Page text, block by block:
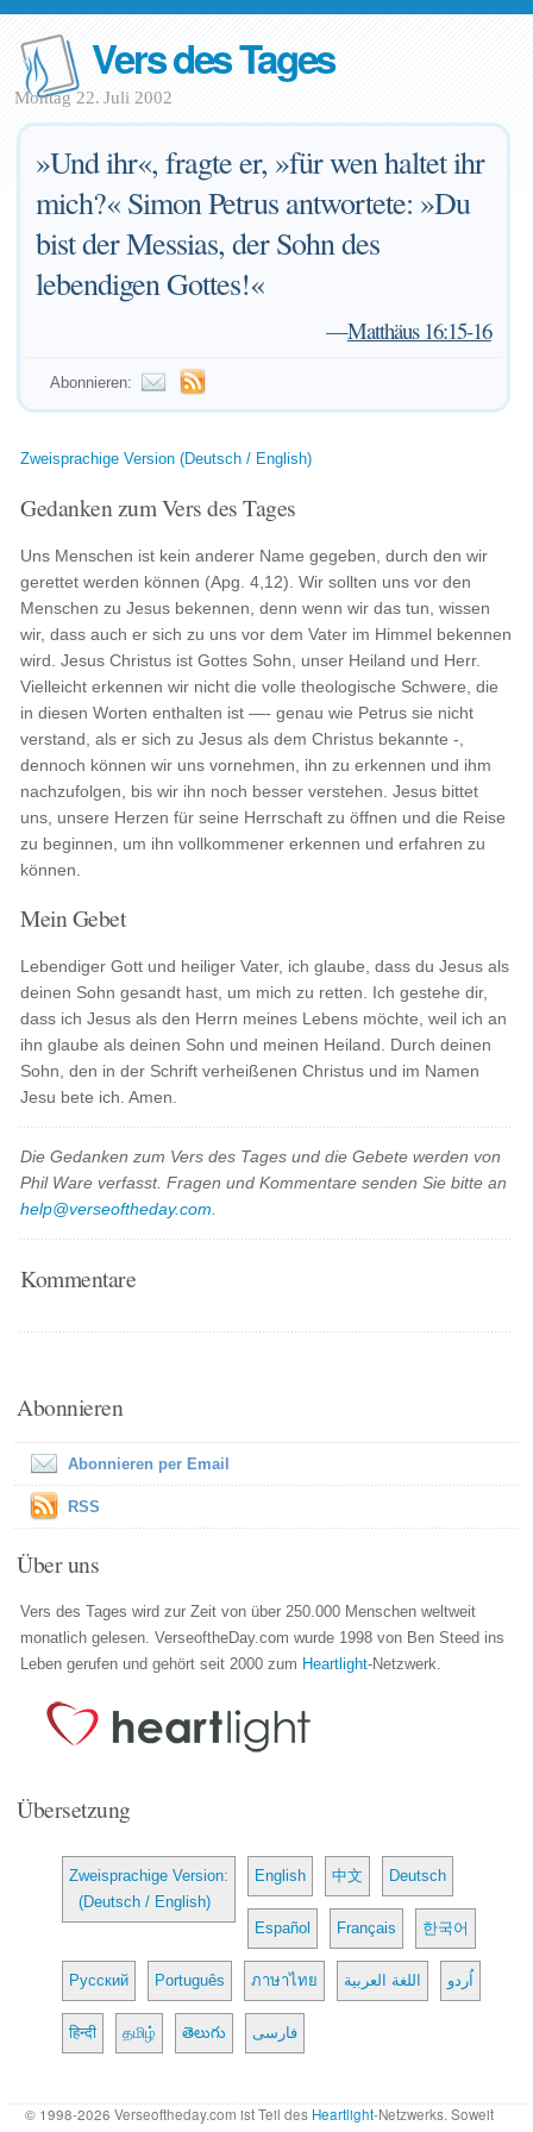
Vers des Tages
Montag 22. Juli 2002
»Und ihr«, fragte er, »für wen haltet ihr
mich?« Simon Petrus antwortete: »Du
bist der Messias, der Sohn des
lebendigen Gottes!«
—Matthäus 16:15-16
Abonnieren:
Zweisprachige Version (Deutsch / English)
Gedanken zum Vers des Tages
Uns Menschen ist kein anderer Name gegeben, durch den wir
gerettet werden können (Apg. 4,12). Wir sollten uns vor den
Menschen zu Jesus bekennen, denn wenn wir das tun, wissen
wir, dass auch er sich zu uns vor dem Vater im Himmel bekennen
wird. Jesus Christus ist Gottes Sohn, unser Heiland und Herr.
Vielleicht erkennen wir nicht die volle theologische Schwere, die
in diesen Worten enthalten ist —- genau wie Petrus sie nicht
verstand, als er sich zu Jesus als dem Christus bekannte -,
dennoch können wir uns vornehmen, ihn zu erkennen und ihm
nachzufolgen, bis wir ihn noch besser verstehen. Jesus bittet
uns, unsere Herzen für seine Herrschaft zu öffnen und die Reise
zu beginnen, um ihn vollkommener erkennen und erfahren zu
können.
Mein Gebet
Lebendiger Gott und heiliger Vater, ich glaube, dass du Jesus als
deinen Sohn gesandt hast, um mich zu retten. Ich gestehe dir,
dass ich Jesus als den Herrn meines Lebens möchte, weil ich an
ihn glaube als deinen Sohn und meinen Heiland. Durch deinen
Sohn, den in der Schrift verheißenen Christus und im Namen
Jesu bete ich. Amen.
Die Gedanken zum Vers des Tages und die Gebete werden von
Phil Ware verfasst. Fragen und Kommentare senden Sie bitte an
help@verseoftheday.com
Kommentare
Abonnieren
Abonnieren per Email
RSS
Über uns
Vers des Tages wird zur Zeit von über 250.000 Menschen weltweit
monatlich gelesen. VerseoftheDay.com wurde 1998 von Ben Steed ins
Leben gerufen und gehört seit 2000 zum Heartlight-Netzwerk.
Übersetzung
Zweisprachige Version:
(Deutsch / English)
English 中文 Deutsch
Español Français 한국어
Русский Português ภาษาไทย اللغة العربية اُردو
हिन्दी தமிழ் తెలుగు فارسی
© 1998-2026 Verseoftheday.com ist Teil des Heartlight-Netzwerks. Soweit